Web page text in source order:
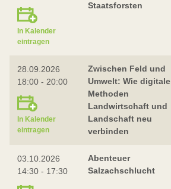
In Kalender
eintragen
Staatsforsten
28.09.2026
18:00 - 20:00
In Kalender
eintragen
Zwischen Feld und
Umwelt: Wie digitale
Methoden
Landwirtschaft und
Landschaft neu
verbinden
03.10.2026
14:30 - 17:30
Abenteuer
Salzachschlucht